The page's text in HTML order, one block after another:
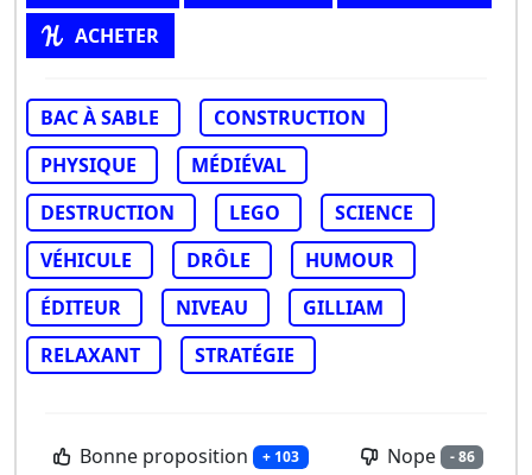
ACHETER
BAC À SABLE
CONSTRUCTION
PHYSIQUE
MÉDIÉVAL
DESTRUCTION
LEGO
SCIENCE
VÉHICULE
DRÔLE
HUMOUR
ÉDITEUR
NIVEAU
GILLIAM
RELAXANT
STRATÉGIE
Bonne proposition + 103 Nope - 86